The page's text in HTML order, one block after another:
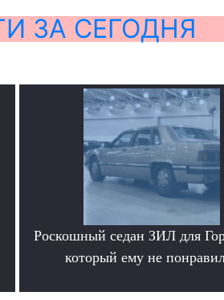
ЗА СЕГОДНЯ
Роскошный седан ЗИЛ для
который ему не